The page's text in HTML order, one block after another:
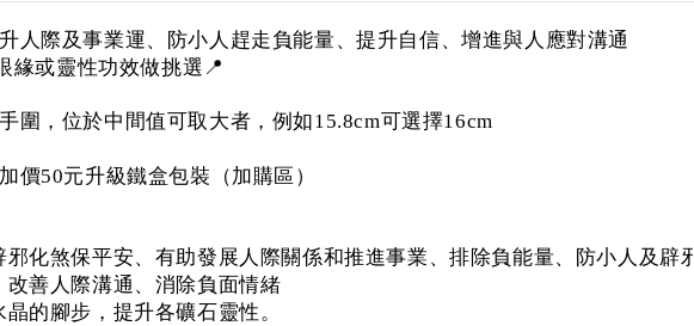
人際及事業運、防小人趕走負能量、提升自信、增進與人應對溝通
緣或靈性功效做挑選📍
圍，位於中間值可取大者，例如15.8cm可選擇16cm
價50元升級鐵盒包裝（加購區）
化煞保平安、有助發展人際關係和推進事業、排除負能量、防小人及辟
善人際溝通、消除負面情緒
的腳步，提升各礦石靈性。